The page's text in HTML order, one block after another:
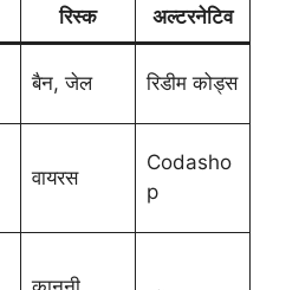
रिस्क अल्टरनेटिव
बैन, जेल रिडीम कोड्स
वायरस
Codasho
p